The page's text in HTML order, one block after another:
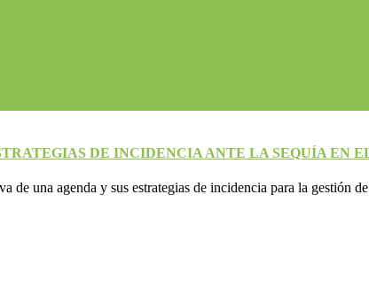
DE INCIDENCIA ANTE LA SEQUÍA EN
una agenda y sus estrategias de incidencia para la gestión de